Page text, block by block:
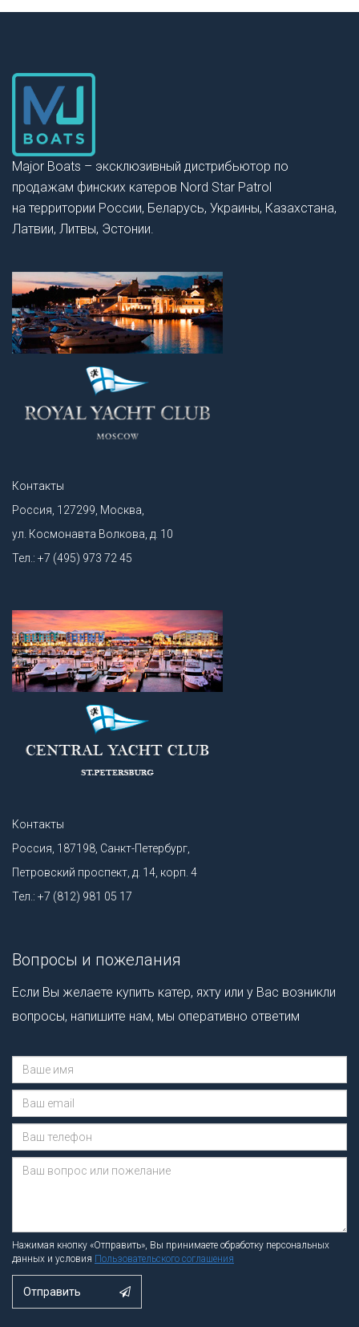
Major Boats – эксклюзивный дистрибьютор по
продажам финских катеров Nord Star Patrol
на территории России, Беларусь, Украины, Казахстана,
Латвии, Литвы, Эстонии.
Контакты
Россия, 127299, Москва,
ул. Космонавта Волкова, д. 10
Тел.: +7 (495) 973 72 45
Контакты
Россия, 187198, Санкт-Петербург,
Петровский проспект, д. 14, корп. 4
Тел.: +7 (812) 981 05 17
Вопросы и пожелания
Если Вы желаете купить катер, яхту или у Вас возникли
вопросы, напишите нам, мы оперативно ответим
Нажимая кнопку «Отправить», Вы принимаете обработку персональных
данных и условия Пользовательского соглашения
Отправить